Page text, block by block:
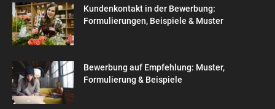
Kundenkontakt in der Bewerbung:
Formulierungen, Beispiele & Muster
Bewerbung auf Empfehlung: Muster,
Formulierung & Beispiele